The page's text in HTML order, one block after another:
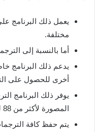
مختلفة.
أما بالنسبة إلى الترجمة
يدعم ذلك البرنامج
أخرى للحصول على
يوفر ذلك البرنامج
المصورة لأكثر من 88 لغة.
يتم حفظ كافة